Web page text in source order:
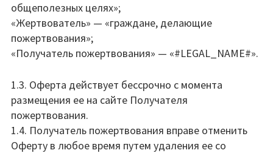
общеполезных целях»;
«Жертвователь» — «граждане, делающие
пожертвования»;
«Получатель пожертвования» — «#LEGAL_NAME#».
1.3. Оферта действует бессрочно с момента
размещения ее на сайте Получателя
пожертвования.
1.4. Получатель пожертвования вправе отменить
Оферту в любое время путем удаления ее со